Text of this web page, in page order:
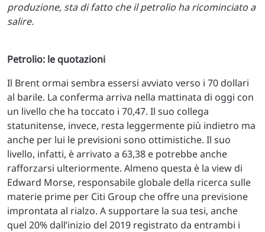
produzione, sta di fatto che il petrolio ha ricominciato a
salire.
Petrolio: le quotazioni
Il Brent ormai sembra essersi avviato verso i 70 dollari
al barile. La conferma arriva nella mattinata di oggi con
un livello che ha toccato i 70,47. Il suo collega
statunitense, invece, resta leggermente più indietro ma
anche per lui le previsioni sono ottimistiche. Il suo
livello, infatti, è arrivato a 63,38 e potrebbe anche
rafforzarsi ulteriormente. Almeno questa è la view di
Edward Morse, responsabile globale della ricerca sulle
materie prime per Citi Group che offre una previsione
improntata al rialzo. A supportare la sua tesi, anche
quel 20% dall’inizio del 2019 registrato da entrambi i